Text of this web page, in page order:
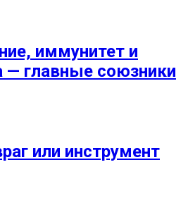
иммунитет и
— главные союзники
или инструмент